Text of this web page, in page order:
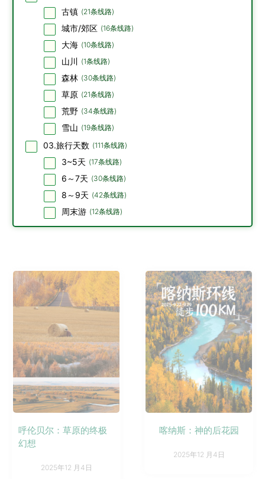
古镇 (21条线路)
城市/郊区 (16条线路)
大海 (10条线路)
山川 (1条线路)
森林 (30条线路)
草原 (21条线路)
荒野 (34条线路)
雪山 (19条线路)
03.旅行天数 (111条线路)
3~5天 (17条线路)
6～7天 (30条线路)
8～9天 (42条线路)
周末游 (12条线路)
呼伦贝尔：草原的终极
幻想
2025年12 月4日
喀纳斯：神的后花园
2025年12 月4日